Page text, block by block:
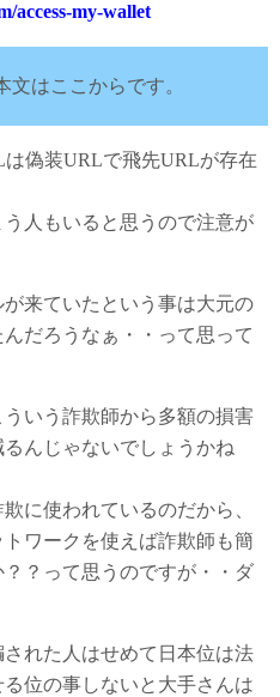
access-my-wallet
はここからです。
偽装URLで飛先URLが存在
人もいると思うので注意が
来ていたという事は大元の
だろうなぁ・・って思って
いう詐欺師から多額の損害
んじゃないでしょうかね
に使われているのだから、
ワークを使えば詐欺師も簡
？って思うのですが・・ダ
れた人はせめて日本位は法
位の事しないと大手さんは